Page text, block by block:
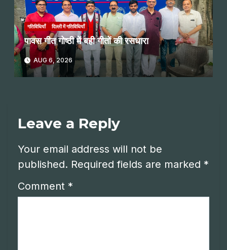
गतिविधियाँ दिल्ली में गतिविधियाँ
पावस गीत गोष्ठी में बही गीतों की रसधारा
AUG 6, 2026
Leave a Reply
Your email address will not be
published. Required fields are marked *
Comment *